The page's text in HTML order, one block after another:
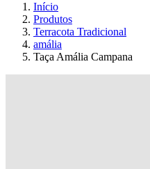
Início
Produtos
Terracota Tradicional
amália
Taça Amália Campana